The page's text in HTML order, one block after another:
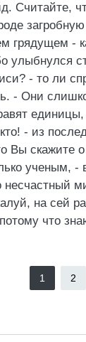
Считайте,
грядущем -
улыбнулся
- то ли
- Они
- из
Вы скажите
ученым, -
несчастный
на сей
что
1 2